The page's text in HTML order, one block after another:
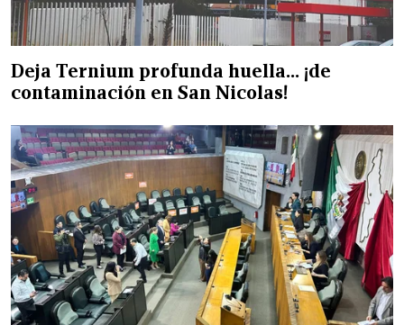
Deja Ternium profunda huella... ¡de
contaminación en San Nicolas!